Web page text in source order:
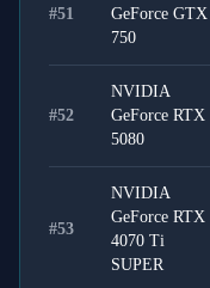
#51
GeForce GTX
750
#52
NVIDIA
GeForce RTX
5080
#53
NVIDIA
GeForce RTX
4070 Ti
SUPER